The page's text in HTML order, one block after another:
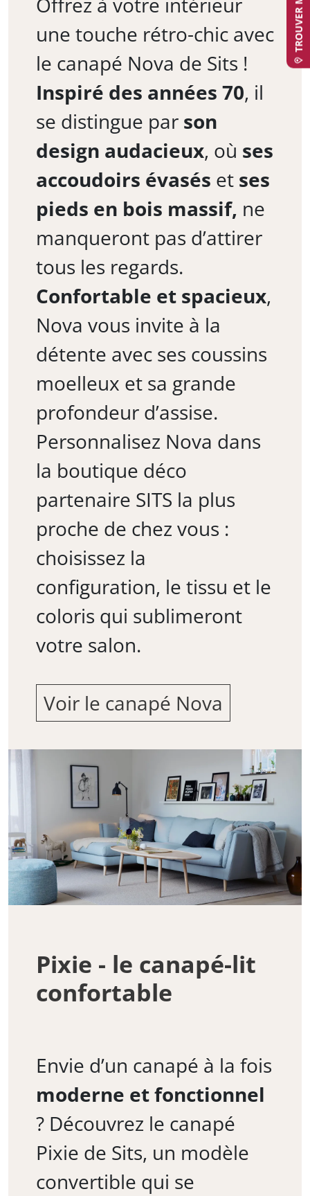
une touche rétro-chic avec
le canapé Nova de Sits !
Inspiré des années 70, il
se distingue par son
design audacieux, où ses
accoudoirs évasés et ses
pieds en bois massif, ne
manqueront pas d’attirer
tous les regards.
Confortable et spacieux,
Nova vous invite à la
détente avec ses coussins
moelleux et sa grande
profondeur d’assise.
Personnalisez Nova dans
la boutique déco
partenaire SITS la plus
proche de chez vous :
choisissez la
configuration, le tissu et le
coloris qui sublimeront
votre salon.
Voir le canapé Nova
Pixie - le canapé-lit
confortable
Envie d’un canapé à la fois
moderne et fonctionnel
? Découvrez le canapé
Pixie de Sits, un modèle
convertible qui se